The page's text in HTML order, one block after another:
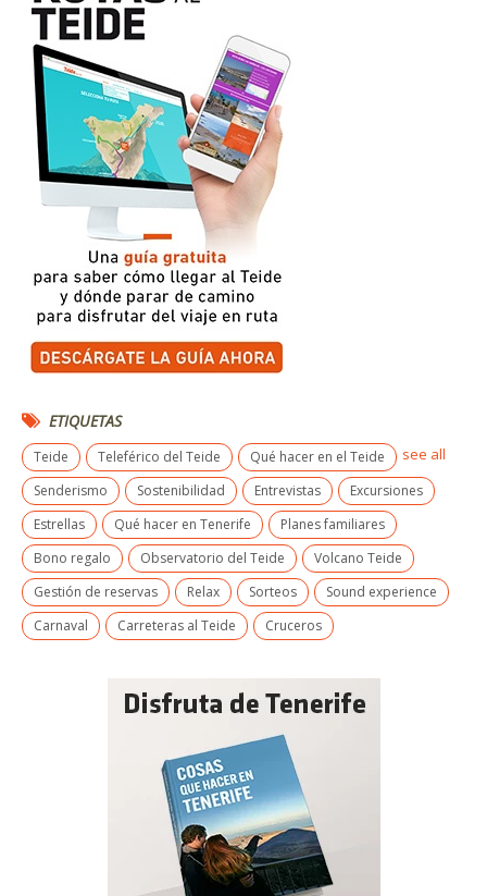
ETIQUETAS
Teide Teleférico del Teide
Qué hacer en el Teide
Senderismo
Sostenibilidad Entrevistas
Excursiones
Estrellas
Qué hacer en Tenerife
Planes familiares
Bono regalo
Observatorio del Teide
Volcano Teide
Gestión de reservas
Relax Sorteos
Sound experience
Carnaval
Carreteras al Teide Cruceros
see all